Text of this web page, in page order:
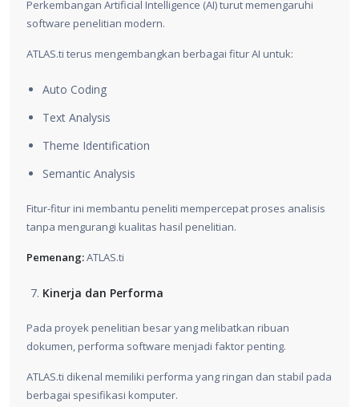
Perkembangan Artificial Intelligence (AI) turut memengaruhi
software penelitian modern.
ATLAS.ti terus mengembangkan berbagai fitur AI untuk:
Auto Coding
Text Analysis
Theme Identification
Semantic Analysis
Fitur-fitur ini membantu peneliti mempercepat proses analisis
tanpa mengurangi kualitas hasil penelitian.
Pemenang:ATLAS.ti
Kinerja dan Performa
Pada proyek penelitian besar yang melibatkan ribuan
dokumen, performa software menjadi faktor penting.
ATLAS.ti dikenal memiliki performa yang ringan dan stabil pada
berbagai spesifikasi komputer.